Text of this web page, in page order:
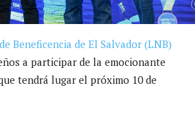
Beneficencia de El Salvador (LNB)
a participar de la emocionante
tendrá lugar el próximo 10 de